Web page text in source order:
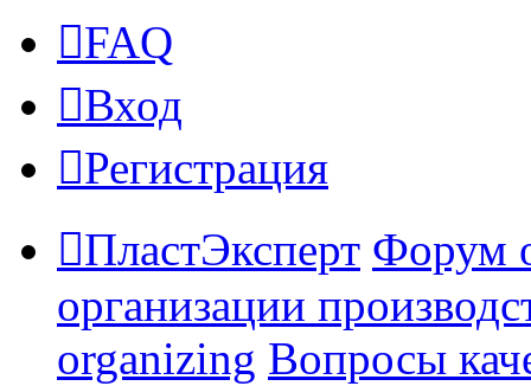
FAQ
Вход
Регистрация
ПластЭксперт Форум
организации
organizing Вопросы